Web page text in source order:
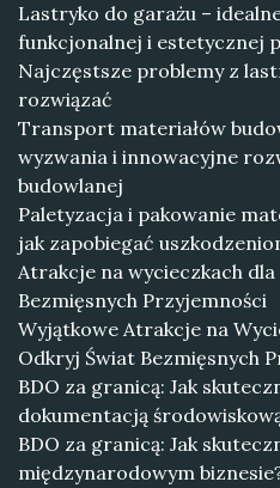
Lastryko do garażu –
funkcjonalnej i estetycznej
Najczęstsze problemy z
rozwiązać
Transport materiałów
wyzwania i innowacyjne
budowlanej
Paletyzacja i pakowanie
jak zapobiegać
Atrakcje na wycieczkach
Bezmięsnych Przyjemności
Wyjątkowe Atrakcje na
Odkryj Świat Bezmięsnych
BDO za granicą: Jak
dokumentacją
BDO za granicą: Jak
międzynarodowym